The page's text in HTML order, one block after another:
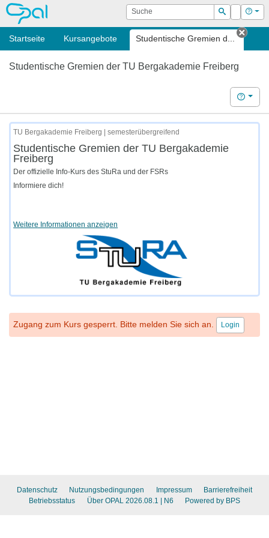
OPAL Suche
Suchen
Login Hilfe
Startseite Kursangebote Studentische Gremien d...
Tab
Studentische Gremien der TU Bergakademie Freiberg
Hilfe
TU Bergakademie Freiberg | semesterübergreifend
Studentische Gremien der TU Bergakademie
Freiberg
Der offizielle Info-Kurs des StuRa und der FSRs
Informiere dich!
Weitere Informationen anzeigen
Zugang zum Kurs gesperrt. Bitte melden Sie sich an. Login
Datenschutz Nutzungsbedingungen Impressum
Barrierefreiheit
Betriebsstatus
Über OPAL 2026.08.1 | N6 Powered by BPS